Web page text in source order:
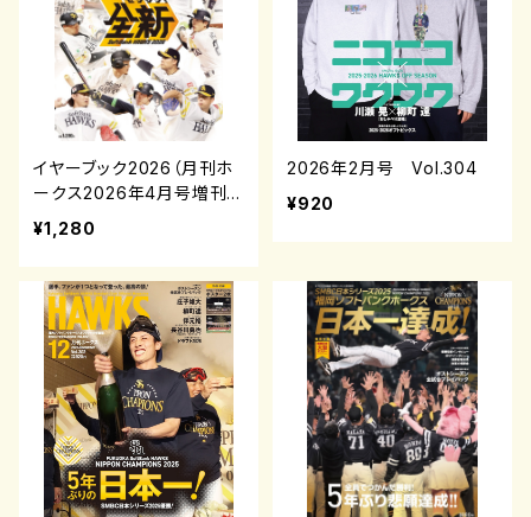
イヤーブック2026（月刊ホ
ークス2026年4月号増刊）
¥1,280
2026年2月号 Vol.304
¥920